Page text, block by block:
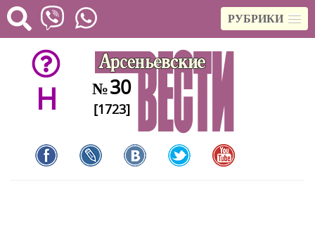
РУБРИКИ
H №30
[1723]